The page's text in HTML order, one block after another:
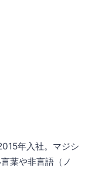
年入社。マジシ
葉や非言語（ノ